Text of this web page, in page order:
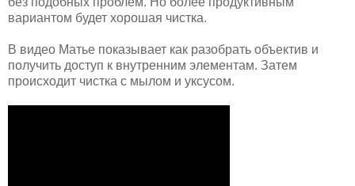
вариантом будет хорошая чистка.
В видео Матье показывает как разобрать объектив и
получить доступ к внутренним элементам. Затем
происходит чистка с мылом и уксусом.